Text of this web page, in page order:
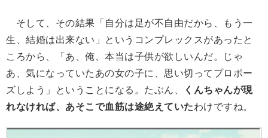
そして、その結果「自分は足が不自由だから、もう一
生、結婚は出来ない」というコンプレックスがあったと
ころから、「あ、俺、本当は子供が欲しいんだ。じゃ
あ、気になっていたあの女の子に、思い切ってプロポー
ズしよう」ということになる。たぶん、
くんちゃんが現
れなければ、あそこで血筋は途絶えていたわけですね。